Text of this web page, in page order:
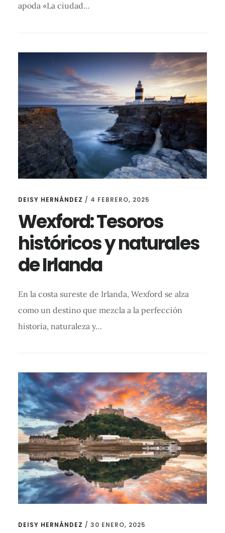
apoda «La ciudad…
DEISY HERNÁNDEZ / 4 FEBRERO, 2025
Wexford: Tesoros
históricos y naturales
de Irlanda
En la costa sureste de Irlanda, Wexford se alza
como un destino que mezcla a la perfección
historia, naturaleza y…
DEISY HERNÁNDEZ / 30 ENERO, 2025